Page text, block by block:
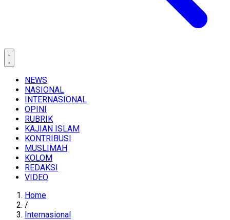
NEWS
NASIONAL
INTERNASIONAL
OPINI
RUBRIK
KAJIAN ISLAM
KONTRIBUSI
MUSLIMAH
KOLOM
REDAKSI
VIDEO
Home
/
Internasional